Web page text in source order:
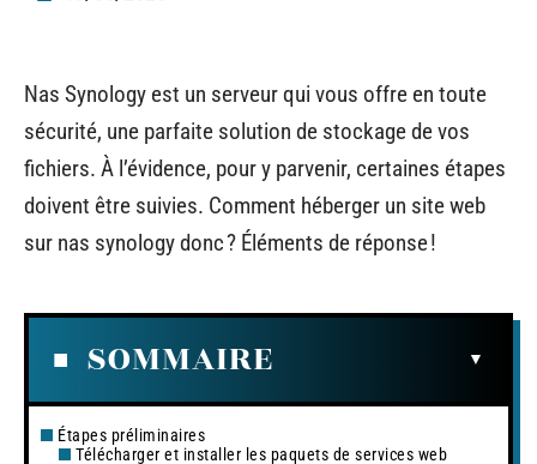
Nas Synology est un serveur qui vous offre en toute
sécurité, une parfaite solution de stockage de vos
fichiers. À l’évidence, pour y parvenir, certaines étapes
doivent être suivies. Comment héberger un site web
sur nas synology donc ? Éléments de réponse !
SOMMAIRE
Étapes préliminaires
Télécharger et installer les paquets de services web